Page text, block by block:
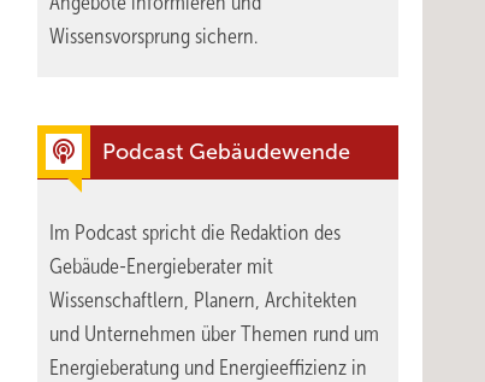
Wissensvorsprung sichern.
Podcast Gebäudewende
Im Podcast spricht die Redaktion des
Gebäude-Energieberater mit
Wissenschaftlern, Planern, Architekten
und Unternehmen über Themen rund um
Energieberatung und Energieeffizienz in